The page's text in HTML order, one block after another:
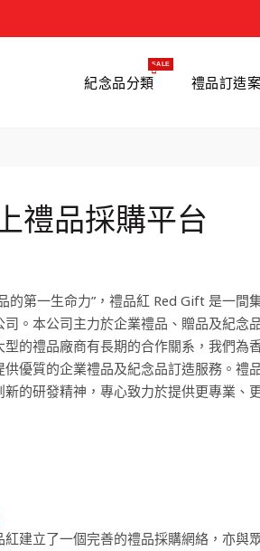
紀念品分類
SALE
禮品訂造
禮品採購平台
的第一生命力”，禮品紅 Red Gift 是一間
司。本公司主力於企業禮品、贈品及紀念
型的禮品廠商有長期的合作關系，我們為
供優質的企業禮品及紀念品訂造服務。禮
新的研發精神，專心致力於提供更專業、
紅建立了一個完善的禮品採購網絡，亦與